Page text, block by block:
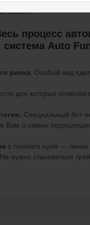
момент.
процесс
система Auto
риска. Особый вид
для которых
Специальный бот
Вам о самых
с полного нуля — лично
. Не нужно становиться